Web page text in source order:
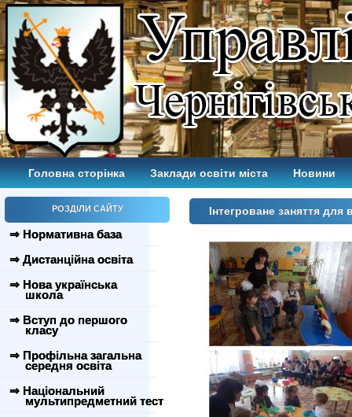
Головна сторінка Заклади освіти міста Новини
РОЗДІЛИ САЙТУ
⇒ Нормативна база
⇒ Дистанційна освіта
⇒ Нова українська
школа
⇒ Вступ до першого
класу
⇒ Профільна загальна
середня освіта
⇒ Національний
мультипредметний тест
Інтегроване заняття